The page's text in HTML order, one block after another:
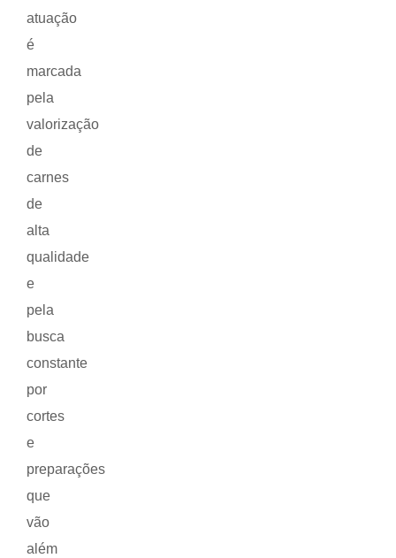
atuação
é
marcada
pela
valorização
de
carnes
de
alta
qualidade
e
pela
busca
constante
por
cortes
e
preparações
que
vão
além